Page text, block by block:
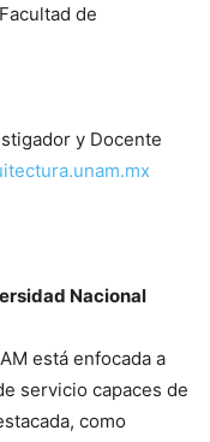
de
y Docente
Nacional
está enfocada a
servicio capaces de
como